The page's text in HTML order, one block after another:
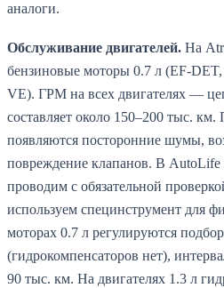
аналоги.
Обслуживание двигателей. На
бензиновые моторы 0.7 л (EF-
VE). ГРМ на всех двигателях —
составляет около 150–200 тыс.
появляются посторонние шумы,
повреждение клапанов. В
проводим с обязательной
используем специнструмент для
моторах 0.7 л регулируются
(гидрокомпенсаторов нет),
90 тыс. км. На двигателях 1.3 л